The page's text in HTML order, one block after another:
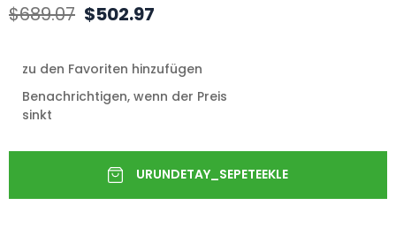
$689.07 $502.97
zu den Favoriten hinzufügen
Benachrichtigen, wenn der Preis
sinkt